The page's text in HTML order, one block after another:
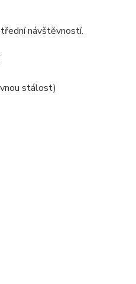
návštěvností.
stálost)